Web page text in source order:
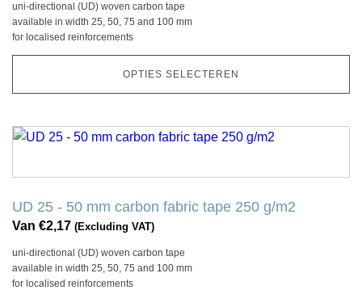
uni-directional (UD) woven carbon tape
available in width 25, 50, 75 and 100 mm
for localised reinforcements
OPTIES SELECTEREN
optie
kan
op
productpagina
UD 25 - 50 mm carbon fabric tape 250 g/m2
Van €2,17 (Excluding VAT)
uni-directional (UD) woven carbon tape
available in width 25, 50, 75 and 100 mm
for localised reinforcements
Dit
heeft
variaties.
optie
kan